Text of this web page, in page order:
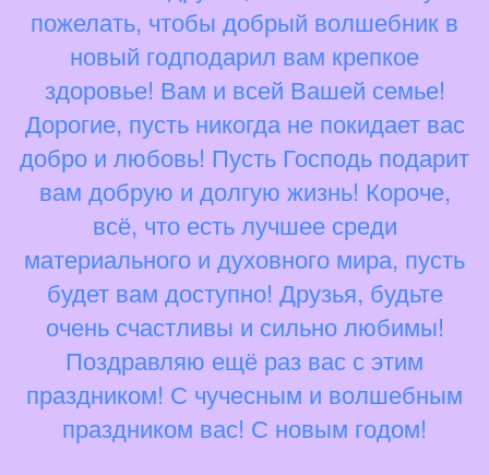
пожелать, чтобы добрый волшебник в
новый годподарил вам крепкое
здоровье! Вам и всей Вашей семье!
Дорогие, пусть никогда не покидает вас
добро и любовь! Пусть Господь подарит
вам добрую и долгую жизнь! Короче,
всё, что есть лучшее среди
материального и духовного мира, пусть
будет вам доступно! Друзья, будьте
очень счастливы и сильно любимы!
Поздравляю ещё раз вас с этим
праздником! С чучесным и волшебным
праздником вас! С новым годом!